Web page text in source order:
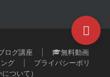
ログ講座
無料動画
グ
プライバシーポリ
ついて）